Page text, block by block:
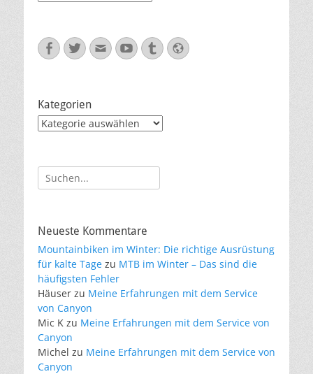
Facebook
Twitter
E-
Mail
YouTube
TumblrWebsite
Kategorien
Kategorien
Suche
nach:
Neueste Kommentare
Mountainbiken im Winter: Die richtige Ausrüstung
für kalte Tage zu MTB im Winter – Das sind die
häufigsten Fehler
Häuser zu Meine Erfahrungen mit dem Service
von Canyon
Mic K zu Meine Erfahrungen mit dem Service von
Canyon
Michel zu Meine Erfahrungen mit dem Service von
Canyon